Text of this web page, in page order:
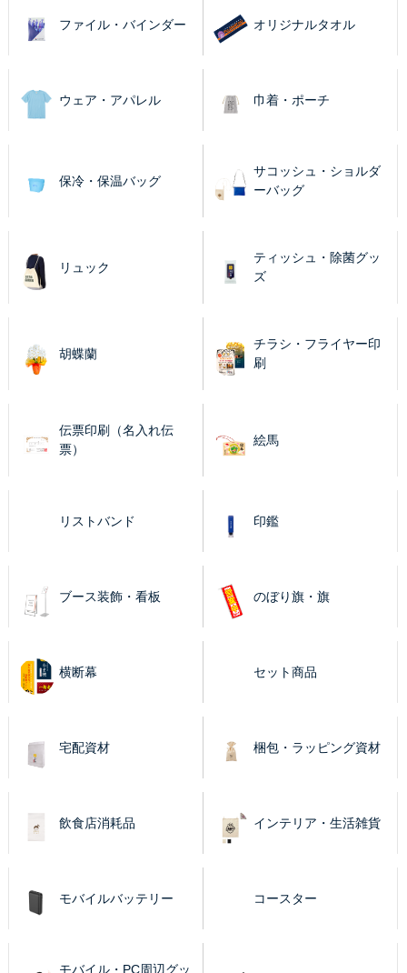
ファイル・バインダー オリジナルタオル
ウェア・アパレル 巾着・ポーチ
保冷・保温バッグ
サコッシュ・ショルダ
ーバッグ
リュック
ティッシュ・除菌グッ
ズ
胡蝶蘭
チラシ・フライヤー印
刷
伝票印刷（名入れ伝
票）
絵馬
リストバンド 印鑑
ブース装飾・看板 のぼり旗・旗
横断幕 セット商品
宅配資材 梱包・ラッピング資材
飲食店消耗品 インテリア・生活雑貨
モバイルバッテリー コースター
モバイル・PC周辺グッ